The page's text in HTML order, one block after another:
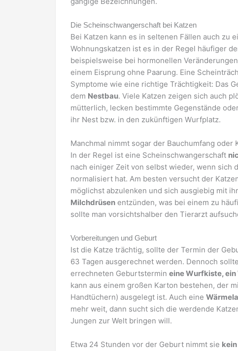
Die Scheinschwangerschaft bei Katzen
Bei Katzen kann es in seltenen Fällen auch zu
Wohnungskatzen ist es in der Regel häufiger
beispielsweise bei hormonellen
einem Eisprung ohne Paarung. Eine
Symptome wie eine richtige Trächtigkeit: Das
dem Nestbau. Viele Katzen zeigen sich auch
mütterlich, lecken bestimmte Gegenstände
ihr Nest bzw. in den zukünftigen Wurfplatz.
Manchmal nimmt sogar der Bauchumfang
In der Regel ist eine Scheinschwangerschaft
nach einiger Zeit von selbst wieder, wenn sich
normalisiert hat. Am besten versucht der
möglichst abzulenken und sich ausgiebig mit
Milchdrüsen entzünden, was bei einem zu
sollte man vorsichtshalber den Tierarzt
Vorbereitungen und Geburt
Ist die Katze trächtig, sollte der Termin der
63 Tagen ausgerechnet werden. Dennoch
errechneten Geburtstermin eine Wurfkiste,
kann aus einem großen Karton bestehen, der
Handtüchern) ausgelegt ist. Auch eine
mehr weit, dann sucht sich die werdende
Jungen zur Welt bringen will.
Etwa 24 Stunden vor der Geburt nimmt sie